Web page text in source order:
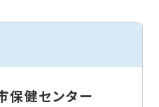
健センター